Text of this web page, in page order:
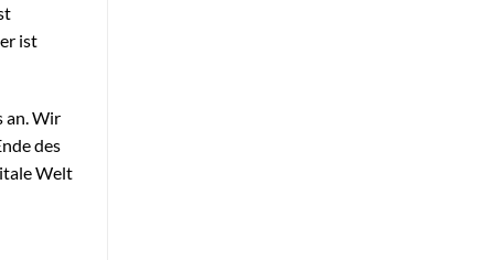
ist
an. Wir
des
Welt